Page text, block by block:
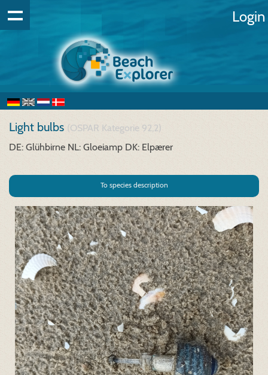
Login
Light bulbs (OSPAR Kategorie 92,2)
DE: Glühbirne NL: Gloeiamp DK: Elpærer
To species description